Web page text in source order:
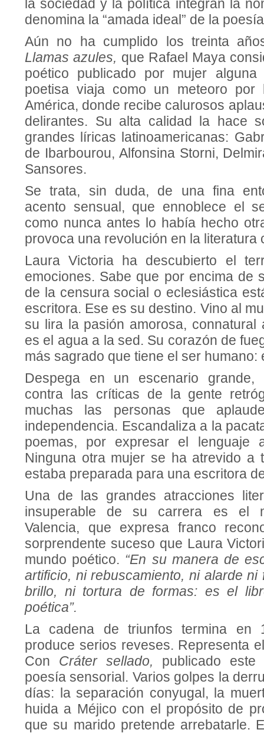
la sociedad y la política integran la
denomina la “amada ideal” de la
Aún no ha cumplido los treinta
Llamas azules, que Rafael Maya
poético publicado por mujer alguna
poetisa viaja como un meteoro por
América, donde recibe calurosos
delirantes. Su alta calidad la hace
grandes líricas latinoamericanas:
de Ibarbourou, Alfonsina Storni,
Sansores.
Se trata, sin duda, de una fina
acento sensual, que ennoblece el
como nunca antes lo había hecho
provoca una revolución en la literatura
Laura Victoria ha descubierto el
emociones. Sabe que por encima de
de la censura social o eclesiástica
escritora. Ese es su destino. Vino al
su lira la pasión amorosa, connatural
es el agua a la sed. Su corazón de
más sagrado que tiene el ser humano:
Despega en un escenario grande,
contra las críticas de la gente
muchas las personas que
independencia. Escandaliza a la
poemas, por expresar el lenguaje
Ninguna otra mujer se ha atrevido a
estaba preparada para una escritora
Una de las grandes atracciones
insuperable de su carrera es el
Valencia, que expresa franco
sorprendente suceso que Laura
mundo poético. “En su manera de
artificio, ni rebuscamiento, ni alarde ni
brillo, ni tortura de formas: es el
poética”.
La cadena de triunfos termina en
produce serios reveses. Representa
Con Cráter sellado, publicado
poesía sensorial. Varios golpes la
días: la separación conyugal, la
huida a Méjico con el propósito de
que su marido pretende arrebatarle.